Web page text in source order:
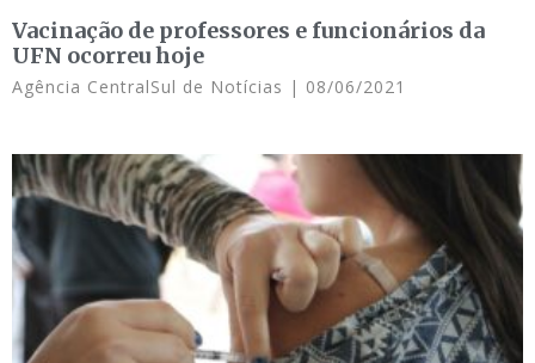
Vacinação de professores e funcionários da
UFN ocorreu hoje
Agência CentralSul de Notícias 08/06/2021